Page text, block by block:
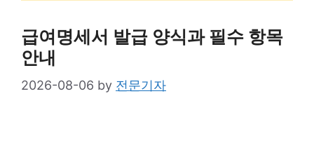
급여명세서 발급 양식과 필수 항목
안내
2026-08-06 by 전문기자